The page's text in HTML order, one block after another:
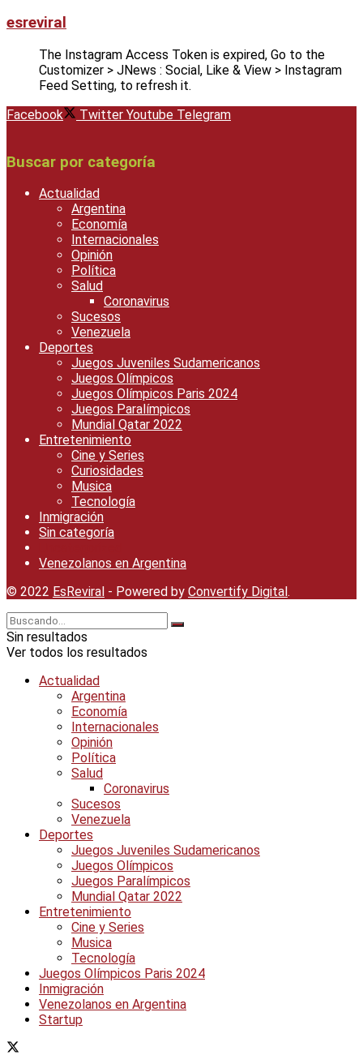
esreviral
The Instagram Access Token is expired, Go to the
Customizer > JNews : Social, Like & View > Instagram
Feed Setting, to refresh it.
Facebook
Twitter Youtube Telegram
Buscar por categoría
Actualidad
Argentina
Economía
Internacionales
Opinión
Política
Salud
Coronavirus
Sucesos
Venezuela
Deportes
Juegos Juveniles Sudamericanos
Juegos Olímpicos
Juegos Olímpicos Paris 2024
Juegos Paralímpicos
Mundial Qatar 2022
Entretenimiento
Cine y Series
Curiosidades
Musica
Tecnología
Inmigración
Sin categoría
Venezolanos en Argentina
© 2022 EsReviral - Powered by Convertify Digital .
Sin resultados
Ver todos los resultados
Actualidad
Argentina
Economía
Internacionales
Opinión
Política
Salud
Coronavirus
Sucesos
Venezuela
Deportes
Juegos Juveniles Sudamericanos
Juegos Olímpicos
Juegos Paralímpicos
Mundial Qatar 2022
Entretenimiento
Cine y Series
Musica
Tecnología
Juegos Olímpicos Paris 2024
Inmigración
Venezolanos en Argentina
Startup